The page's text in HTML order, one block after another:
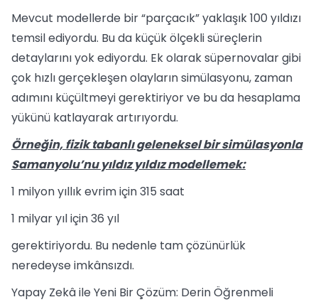
Mevcut modellerde bir “parçacık” yaklaşık 100 yıldızı
temsil ediyordu. Bu da küçük ölçekli süreçlerin
detaylarını yok ediyordu. Ek olarak süpernovalar gibi
çok hızlı gerçekleşen olayların simülasyonu, zaman
adımını küçültmeyi gerektiriyor ve bu da hesaplama
yükünü katlayarak artırıyordu.
Örneğin, fizik tabanlı geleneksel bir simülasyonla
Samanyolu’nu yıldız yıldız modellemek:
1 milyon yıllık evrim için 315 saat
1 milyar yıl için 36 yıl
gerektiriyordu. Bu nedenle tam çözünürlük
neredeyse imkânsızdı.
Yapay Zekâ ile Yeni Bir Çözüm: Derin Öğrenmeli